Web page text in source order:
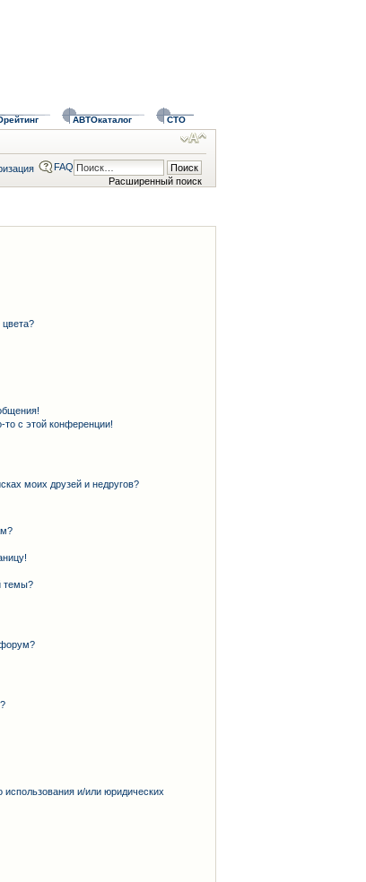
АВТОкаталог СТО
Расширенный поиск
FAQ
то с этой конференции!
моих друзей и недругов?
темы?
использования и/или юридических